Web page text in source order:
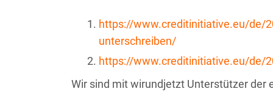
https://www.creditinitiative.eu/de/
unterschreiben/
https://www.creditinitiative.eu/de/
Wir sind mit wirundjetzt Unterstützer der